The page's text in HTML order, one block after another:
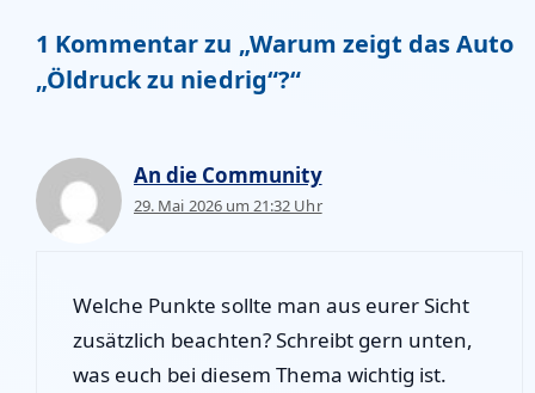
1 Kommentar zu „Warum zeigt das Auto
„Öldruck zu niedrig“?“
An die Community
29. Mai 2026 um 21:32 Uhr
Welche Punkte sollte man aus eurer Sicht
zusätzlich beachten? Schreibt gern unten,
was euch bei diesem Thema wichtig ist.